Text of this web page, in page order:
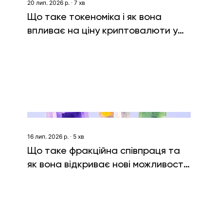
20 лип. 2026 р. ∙ 7 хв
Що таке токеноміка і як вона
впливає на ціну криптовалюти у
16 лип. 2026 р.∙ 5 хв
Що таке фракційна співпраця та
як вона відкриває нові можливості